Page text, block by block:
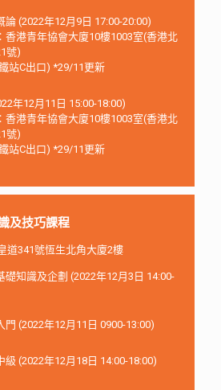
論 (2022年12月9日 17:00-20:00)
香港青年協會大廈10樓1003室(香港北
號)
站C出口) *29/11更新
年12月11日 15:00-18:00)
香港青年協會大廈10樓1003室(香港北
號)
站C出口) *29/11更新
及技巧課程
道341號恆生北角大廈2樓
礎知識及企劃 (2022年12月3日 14:00-
門 (2022年12月11日 0900-13:00)
級 (2022年12月18日 14:00-18:00)